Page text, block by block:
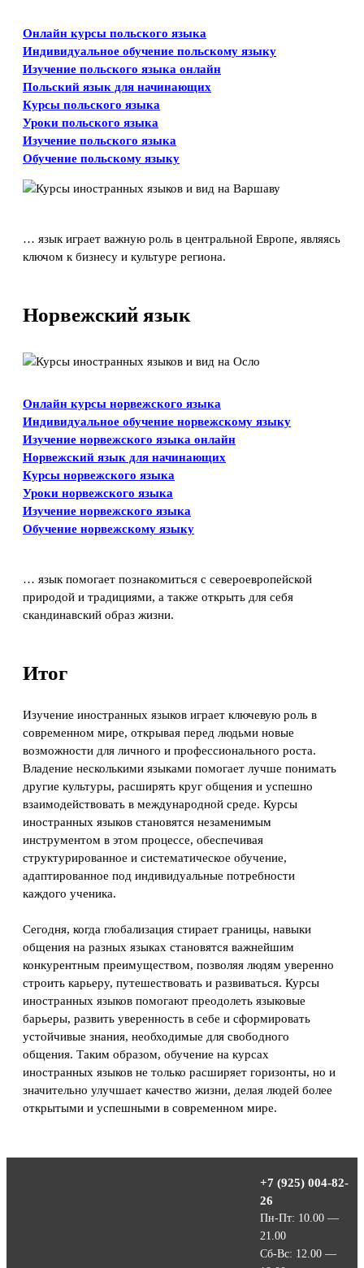
Онлайн курсы польского языка
Индивидуальное обучение польскому языку
Изучение польского языка онлайн
Польский язык для начинающих
Курсы польского языка
Уроки польского языка
Изучение польского языка
Обучение польскому языку
… язык играет важную роль в центральной Европе, являясь
ключом к бизнесу и культуре региона.
Норвежский язык
Онлайн курсы норвежского языка
Индивидуальное обучение норвежскому языку
Изучение норвежского языка онлайн
Норвежский язык для начинающих
Курсы норвежского языка
Уроки норвежского языка
Изучение норвежского языка
Обучение норвежскому языку
… язык помогает познакомиться с североевропейской
природой и традициями, а также открыть для себя
скандинавский образ жизни.
Итог
Изучение иностранных языков играет ключевую роль в
современном мире, открывая перед людьми новые
возможности для личного и профессионального роста.
Владение несколькими языками помогает лучше понимать
другие культуры, расширять круг общения и успешно
взаимодействовать в международной среде. Курсы
иностранных языков становятся незаменимым
инструментом в этом процессе, обеспечивая
структурированное и систематическое обучение,
адаптированное под индивидуальные потребности
каждого ученика.
Сегодня, когда глобализация стирает границы, навыки
общения на разных языках становятся важнейшим
конкурентным преимуществом, позволяя людям уверенно
строить карьеру, путешествовать и развиваться. Курсы
иностранных языков помогают преодолеть языковые
барьеры, развить уверенность в себе и сформировать
устойчивые знания, необходимые для свободного
общения. Таким образом, обучение на курсах
иностранных языков не только расширяет горизонты, но и
значительно улучшает качество жизни, делая людей более
открытыми и успешными в современном мире.
+7 (925) 004-82-
26
Пн-Пт: 10.00 —
21.00
Сб-Вс: 12.00 —